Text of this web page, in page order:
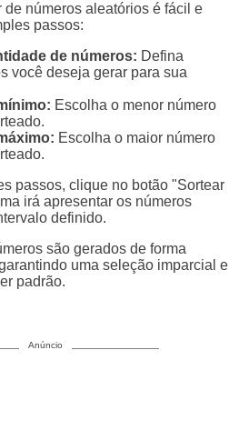
números aleatórios é fácil e
passos:
de números: Defina
você deseja gerar para sua
Escolha o menor número
Escolha o maior número
passos, clique no botão "Sortear
irá apresentar os números
definido.
são gerados de forma
uma seleção imparcial e
padrão.
Anúncio